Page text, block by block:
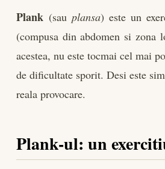
Plank(sauplansa) este un
(compusa din abdomen si zona
acestea, nu este tocmai cel mai
de dificultate sporit. Desi este
reala provocare.
Plank-ul: un